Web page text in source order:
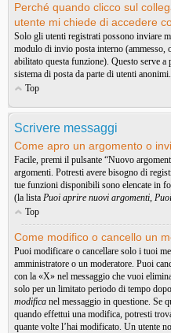
Perché quando clicco sul
utente mi chiede di accedere
Solo gli utenti registrati possono inviare
modulo di invio posta interno (ammesso,
abilitato questa funzione). Questo serve
sistema di posta da parte di utenti anonimi.
Top
Scrivere messaggi
Come apro un argomento o
Facile, premi il pulsante “Nuovo
argomenti. Potresti avere bisogno di
tue funzioni disponibili sono elencate in
(la lista Puoi aprire nuovi argomenti,
Top
Come modifico o cancello un
Puoi modificare o cancellare solo i tuoi
amministratore o un moderatore. Puoi
con la «X» nel messaggio che vuoi
solo per un limitato periodo di tempo
modifica nel messaggio in questione. Se
quando effettui una modifica, potresti
quante volte l’hai modificato. Un utente